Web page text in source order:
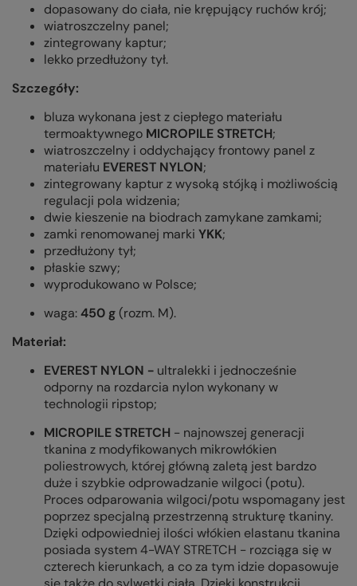
dopasowany do ciała, nie krępujący ruchów krój;
wiatroszczelny panel;
zintegrowany kaptur;
lekko przedłużony tył.
Szczegóły:
bluza wykonana jest z ciepłego materiału
termoaktywnego MICROPILE STRETCH;
wiatroszczelny i oddychający frontowy panel z
materiału EVEREST NYLON;
zintegrowany kaptur z wysoką stójką i możliwością
regulacji pola widzenia;
dwie kieszenie na biodrach zamykane zamkami;
zamki renomowanej marki YKK;
przedłużony tył;
płaskie szwy;
wyprodukowano w Polsce;
waga:450 g(rozm. M).
Materiał:
EVEREST NYLON - ultralekki i jednocześnie
odporny na rozdarcia nylon wykonany w
technologii ripstop;
MICROPILE STRETCH - najnowszej generacji
tkanina z modyfikowanych mikrowłókien
poliestrowych, której główną zaletą jest bardzo
duże i szybkie odprowadzanie wilgoci (potu).
Proces odparowania wilgoci/potu wspomagany jest
poprzez specjalną przestrzenną strukturę tkaniny.
Dzięki odpowiedniej ilości włókien elastanu tkanina
posiada system 4-WAY STRETCH - rozciąga się w
czterech kierunkach, a co za tym idzie dopasowuje